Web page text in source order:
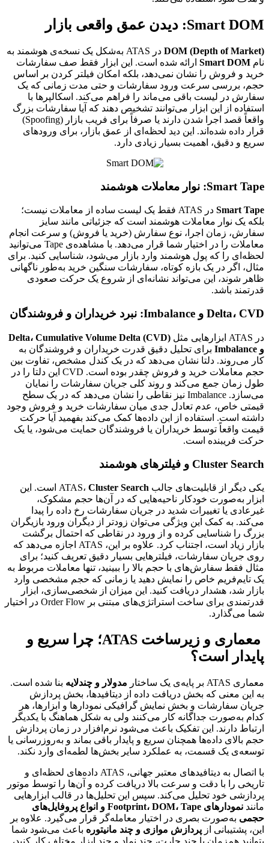
Smart DOM: دیدن عمق واقعی بازار
DOM (Depth of Market)
در ATAS به‌شکل یک نسخه‌ی هوشمند به
نام Smart DOM ارائه شده است. این ابزار فقط صف سفارشات
خرید و فروش را نشان نمی‌دهد، بلکه امکان فیلتر کردن بر اساس
حجم، بررسی سرعت ورود سفارشات و حتی مدت زمانی که یک
سفارش در لیست باقی می‌ماند را فراهم می‌کند. اسکالپرها با
استفاده از این ابزار می‌توانند تشخیص دهند که آیا سفارشات بزرگ
واقعاً قصد اجرا شدن دارند یا صرفاً برای فریب بازار (Spoofing)
قرار داده شده‌اند. این دید لحظه‌ای از عمق بازار، برای ورودهای
سریع و دقیق، اهمیت بسیار زیادی دارد.
Smart Tape: نوار معاملات هوشمند
Smart Tape
در ATAS فقط یک لیست ساده از معاملات نیست؛
بلکه یک نوار معاملات هوشمند است که جزئیاتی مانند سایز
سفارش، زمان اجرا، نوع سفارش (خرید یا فروش) و سرعت انجام
معاملات را در اختیار شما قرار می‌دهد. با مشاهده‌ی Tape می‌توانید
لحظه‌ای را که پول هوشمند وارد بازار می‌شود، شناسایی کنید. برای
مثال، اگر در یک بازه کوتاه، سفارشات سنگین خرید به‌طور ناگهانی
ظاهر شوند، این می‌تواند نشانه‌ای از شروع یک حرکت صعودی
قدرتمند باشد.
Delta، CVD و Imbalance: نبرد خریداران و فروشندگان
در ATAS ابزارهایی مثل
Delta، Cumulative Volume Delta (CVD)
و Imbalance
برای تحلیل دقیق قدرت خریداران و فروشندگان به
کار می‌روند. دلتا نشان می‌دهد که در یک کندل مشخص، تفاوت بین
حجم معاملات خرید و فروش چقدر بوده است. CVD این دلتا را در
طول زمان جمع می‌کند و روند کلی جریان سفارشات را نمایان
می‌سازد. Imbalance نیز نقاطی را نشان می‌دهد که در یک سطح
قیمتی خاص، عدم تعادل جدی میان سفارشات خرید و فروش وجود
داشته است. استفاده از این داده‌ها کمک می‌کند بفهمید آیا حرکت
قیمت واقعاً توسط خریداران یا فروشندگان حمایت می‌شود، یا یک
حرکت فریبنده است.
Cluster Search و فیلترهای هوشمند
یکی دیگر از قابلیت‌های جالب ATAS، Cluster Search
است. این
ابزار به‌صورت خودکار ناحیه‌هایی که در آن‌ها حجم مشکوک،
غیرعادی یا تغییرات شدید در جریان سفارشات رخ داده را پیدا
می‌کند. به کمک این ویژگی می‌توان زودتر از دیگران ورود بازیگران
بزرگ را شناسایی کرده و از ورود در نقاطی که احتمال برگشت
بازار زیاد است، اجتناب کرد. علاوه بر این، ATAS اجازه می‌دهد که
روی جریان سفارشات، فیلترهایی بسیار دقیق تعریف کنید؛ برای
مثال فقط سفارش‌های با حجم بالا را ببینید، تنها معاملات مربوط به
یک تایم‌فریم خاص را نمایش دهید یا زمانی که حجم مشخصی وارد
بازار شد، هشدار دریافت کنید. این میزان از شخصی‌سازی، ابزار
قدرتمندی برای ساخت استراتژی‌های مبتنی بر Order Flow در اختیار
شما می‌گذارد.
معماری و زیرساخت ATAS؛ چرا سریع و
پایدار است؟
معماری ATAS بر پایه‌ی یک ساختار مدولار و چندلایه بنا شده است.
به این معنی که بخش دریافت داده از دیتافیدها، بخش پردازش
جریان سفارشات و بخش نمایش گرافیکی نمودارها و ابزارها، هر
کدام به‌صورت جداگانه کار می‌کنند ولی به شکل هماهنگ با یکدیگر
ارتباط دارند. این تفکیک باعث می‌شود نرم‌افزار در زمان پردازش
حجم بالای داده‌ها همچنان سریع و پایدار باقی بماند و به‌روزرسانی یا
توسعه‌ی یک قسمت، به عملکرد سایر بخش‌ها لطمه‌ای وارد نکند.
با اتصال به دیتافیدهای معتبر جهانی، ATAS داده‌های لحظه‌ای و
تاریخی را با دقت و سرعت بالا دریافت کرده و آن‌ها را توسط موتور
پردازشی خود تحلیل می‌کند. سپس این تحلیل‌ها در قالب ابزارهایی
مانند
نمودارهای Footprint، DOM، Tape و انواع پروفایل‌های
حجمی به‌صورت بصری در اختیار معامله‌گر قرار می‌گیرد. علاوه بر
این، پشتیبانی از پردازش موازی و چند مانیتوره باعث می‌شود شما
بتوانید هم‌زمان با چند چارت، چند نماد و چند ابزار مختلف کار کنید،